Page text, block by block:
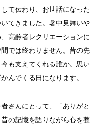
て伝わり、お世話になった
てきました。暑中見舞いや
高齢者レクリエーションに
では終わりません。昔の先
も支えてくれる誰か。思い
んでくる日になります。
さんにとって、「ありがと
の記憶を語りながら心を整